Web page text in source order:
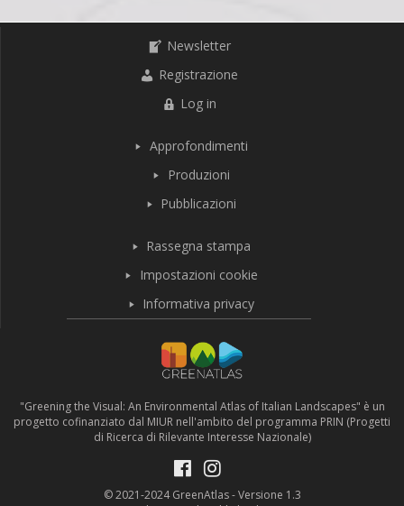
Newsletter
Registrazione
Log in
Approfondimenti
Produzioni
Pubblicazioni
Rassegna stampa
Impostazioni cookie
Informativa privacy
"Greening the Visual: An Environmental Atlas of Italian Landscapes" è un
progetto cofinanziato dal MIUR nell'ambito del programma PRIN (Progetti
di Ricerca di Rilevante Interesse Nazionale)
© 2021-2024 GreenAtlas - Versione 1.3